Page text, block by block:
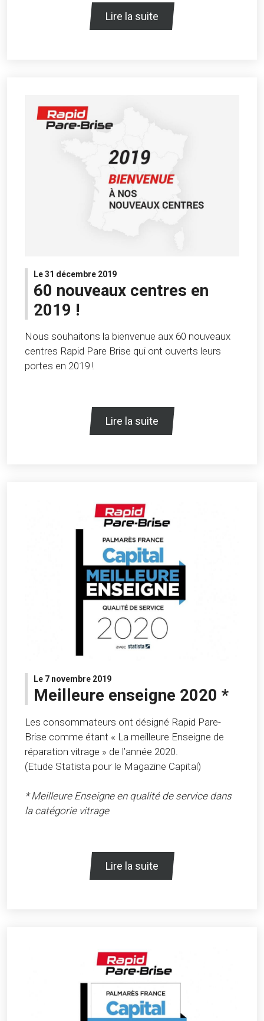
Lire la suite
Le 31 décembre 2019
60 nouveaux centres en
2019 !
Nous souhaitons la bienvenue aux 60 nouveaux
centres Rapid Pare Brise qui ont ouverts leurs
portes en 2019 !
Lire la suite
Le 7 novembre 2019
Meilleure enseigne 2020 *
Les consommateurs ont désigné Rapid Pare-
Brise comme étant « La meilleure Enseigne de
réparation vitrage » de l’année 2020.
(Etude Statista pour le Magazine Capital)
* Meilleure Enseigne en qualité de service dans
la catégorie vitrage
Lire la suite